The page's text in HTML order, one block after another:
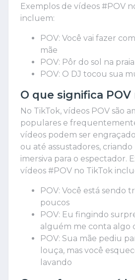
Exemplos de vídeos #POV
incluem:
POV: Você vai fazer
mãe
POV: Pôr do sol na praia
POV: O DJ tocou sua
O que significa POV
No TikTok, vídeos POV são
populares e
vídeos podem ser
ou até assustadores,
imersiva para o espectador.
vídeos #POV no TikTok
POV: Você está sendo
poucos
POV: Eu fingindo
alguém me conta algo
POV: Sua mãe pediu
louça, mas você
lavando